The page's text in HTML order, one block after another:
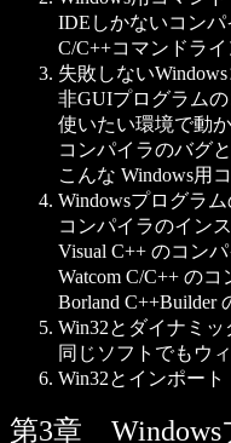
IDEしかないコンパ
C/C++コマンドラ
失敗しない
非GUIプログラム
使いたい環境で動
コンパイラのバグ
こんな Windows用
Windowsプログラ
コンパイラのイン
Visual C++ のコン
Watcom C/C++ のコ
Borland C++Builder
Win32とダイナミ
同じソフトでもウ
Win32とインポート
第3章 Windows